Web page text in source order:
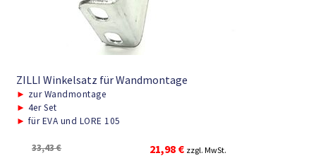
ZILLI Winkelsatz für Wandmontage
► zur Wandmontage
► 4er Set
► für EVA und LORE 105
33,43€
Ursprünglicher
21,98 €Aktueller
zzgl. MwSt.